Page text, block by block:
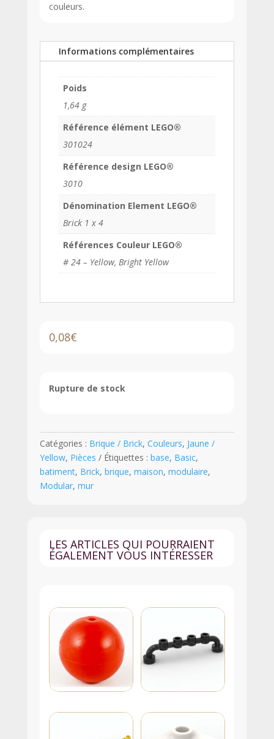
couleurs.
Informations complémentaires
Poids
1,64 g
Référence élément LEGO®
301024
Référence design LEGO®
3010
Dénomination Element LEGO®
Brick 1 x 4
Références Couleur LEGO®
# 24 – Yellow, Bright Yellow
0,08€
Rupture de stock
Catégories : Brique / Brick, Couleurs, Jaune /
Yellow, Pièces Étiquettes : base, Basic,
batiment, Brick, brique, maison, modulaire,
Modular, mur
LES ARTICLES QUI POURRAIENT
ÉGALEMENT VOUS INTÉRESSER